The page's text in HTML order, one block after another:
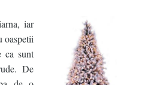
iar
oaspetii
ca sunt
De